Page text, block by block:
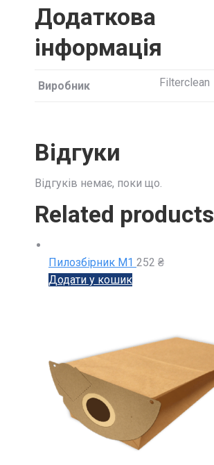
Додаткова
інформація
Виробник Filterclean
Відгуки
Відгуків немає, поки що.
Related products
Пилозбірник M1 252 ₴
Додати у кошик